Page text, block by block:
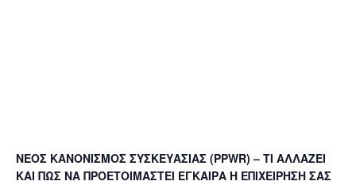
ΝΕΟΣ ΚΑΝΟΝΙΣΜΟΣ ΣΥΣΚΕΥΑΣΙΑΣ (PPWR) – ΤΙ ΑΛΛΑΖΕΙ
ΚΑΙ ΠΩΣ ΝΑ ΠΡΟΕΤΟΙΜΑΣΤΕΙ ΕΓΚΑΙΡΑ Η ΕΠΙΧΕΙΡΗΣΗ ΣΑΣ